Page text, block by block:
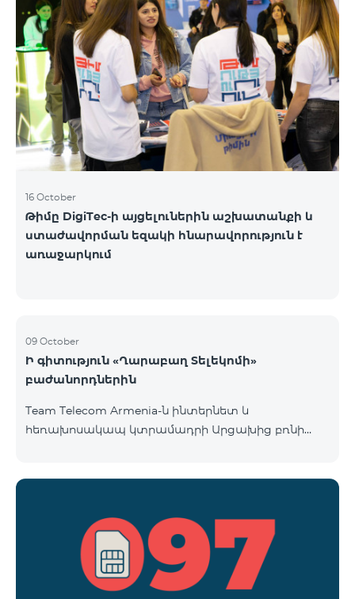
16 October
Թիմը DigiTec-ի այցելուներին աշխատանքի և
ստաժավորման եզակի հնարավորություն է
առաջարկում
09 October
Ի գիտություն «Ղարաբաղ Տելեկոմի»
բաժանորդներին
Team Telecom Armenia-ն ինտերնետ և
հեռախոսակապ կտրամադրի Արցախից բռնի
համարվելու են «Բի ֆրի 097» սակագնային
փաթեթի բաժանորդ՝ համաձայնվելով
www.telecomarmenia.am կայքում զետեղված դրա
պայմաններին և հրապարակային օֆերտային։